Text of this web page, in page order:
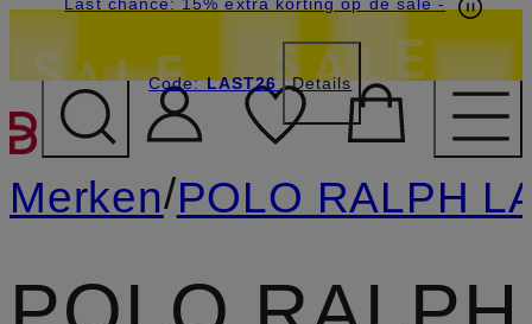
GA NAAR
Code:LAST26 Details
Merken/POLO RALPH